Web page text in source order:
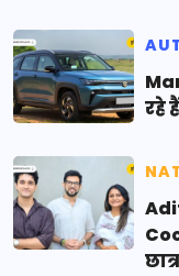
रहे
छात्र